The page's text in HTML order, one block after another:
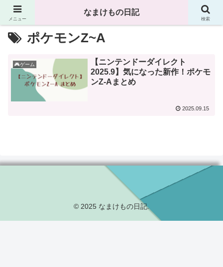
ポケモンZ~A
🎮ゲーム
【ニンテンドーダイレクト
2025.9】気になった新作！ポケモ
ンZ-Aまとめ
2025.09.15
© 2025 なまけもの日記.
メニュー
なまけもの日記
検索